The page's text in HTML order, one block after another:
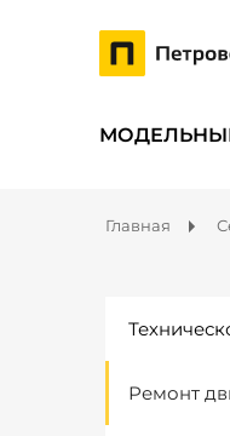
Главная
Ремонт